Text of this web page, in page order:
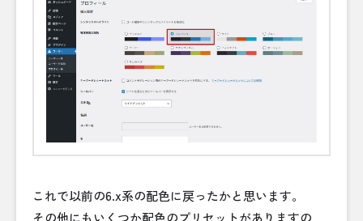
これで以前の6.x系の配色に戻ったかと思います。
その他にもいくつか配色のプリセットがありますの